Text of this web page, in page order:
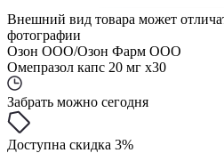
Внешний вид товара может
фотографии
Озон ООО/Озон Фарм ООО
Омепразол капс 20 мг x30
Забрать можно сегодня
Доступна скидка 3%